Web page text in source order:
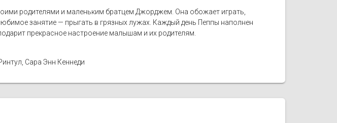
родителями и маленьким братцем Джорджем. Она обожает играть,
занятие — прыгать в грязных лужах. Каждый день Пеппы наполнен
прекрасное настроение малышам и их родителям.
Сара Энн Кеннеди